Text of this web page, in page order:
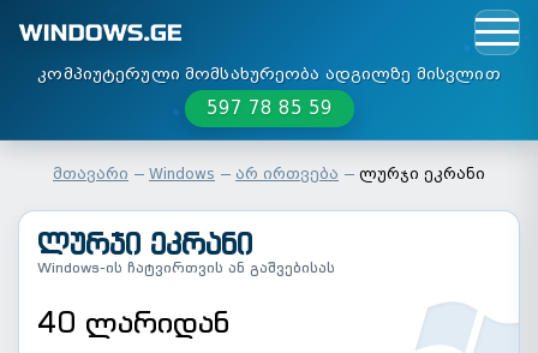
კომპიუტერული მომსახურეობა ადგილზე მისვლით
597 78 85 59
მთავარი Windows არ ირთვება ლურჯი ეკრანი
ᲚᲣᲠᲯᲘ ᲔᲙᲠᲐᲜᲘ
Windows-ის ჩატვირთვის ან გაშვებისას
40 ლარიდან